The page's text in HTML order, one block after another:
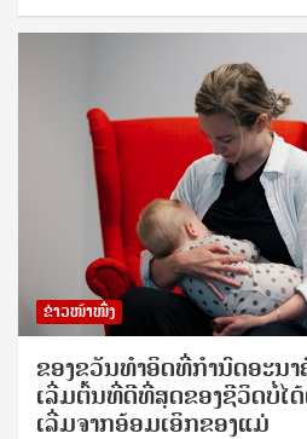
ຂ່າວໜ້າໜຶ່ງ
ຂອງຂວັນທໍາອິດທີ່ກໍານົດອະນ
ເລີ່ມຕົ້ນທີ່ດີທີ່ສຸດຂອງຊີວິດບໍ່ໄ
ເລີ່ມຈາກອ້ອມເອິກຂອງແມ່